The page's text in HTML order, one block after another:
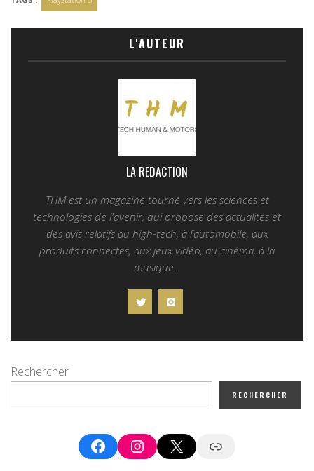
L'AUTEUR
LA REDACTION
THM est un magazine tourné vers les sciences et
technologies de l'avenir, qui propose des actualités et
des avis relatifs au high-tech, à l’automobile, aux
produits connectés, aux jeux vidéo, au cinéma, à la
musique...
Rechercher
RECHERCHER
FacebookInstagram
X Google News